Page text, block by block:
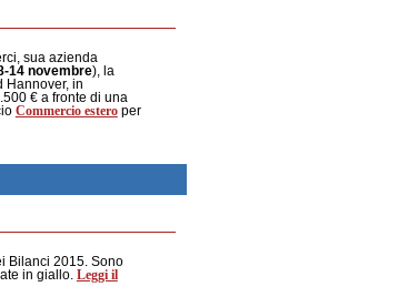
sua azienda
14 novembre), la
Hannover, in
€ a fronte di una
Commercio esteroper
Bilanci 2015. Sono
in giallo. Leggi il